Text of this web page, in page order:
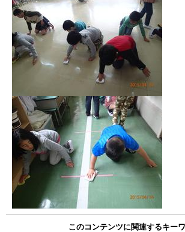
このコンテンツに関連するキー